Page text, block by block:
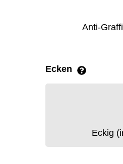
Anti-
Ecken
Eckig